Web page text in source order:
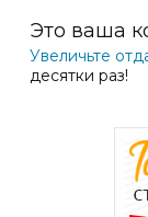
Это ваша
Увеличьте
десятки раз!